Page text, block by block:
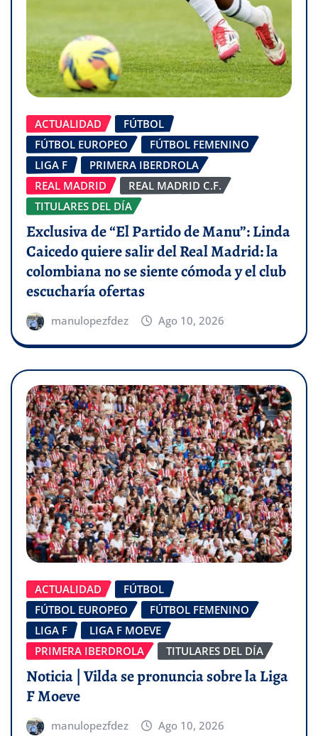
ACTUALIDAD
FÚTBOL
FÚTBOL EUROPEO
FÚTBOL FEMENINO
LIGA F
PRIMERA IBERDROLA
REAL MADRID
REAL MADRID C.F.
TITULARES DEL DÍA
Exclusiva de “El Partido de Manu”: Linda
Caicedo quiere salir del Real Madrid: la
colombiana no se siente cómoda y el club
escucharía ofertas
manulopezfdez Ago 10, 2026
ACTUALIDAD
FÚTBOL
FÚTBOL EUROPEO
FÚTBOL FEMENINO
LIGA F
LIGA F MOEVE
PRIMERA IBERDROLA
TITULARES DEL DÍA
Noticia | Vilda se pronuncia sobre la Liga
F Moeve
manulopezfdez Ago 10, 2026